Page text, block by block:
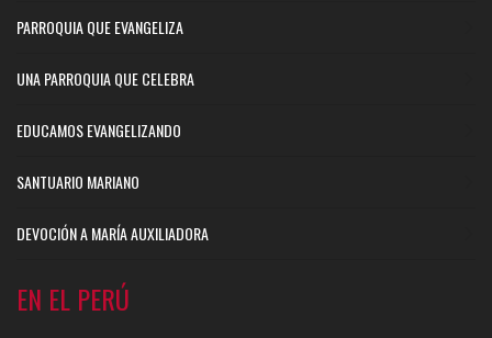
PARROQUIA QUE EVANGELIZA
UNA PARROQUIA QUE CELEBRA
EDUCAMOS EVANGELIZANDO
SANTUARIO MARIANO
DEVOCIÓN A MARÍA AUXILIADORA
EN EL PERÚ